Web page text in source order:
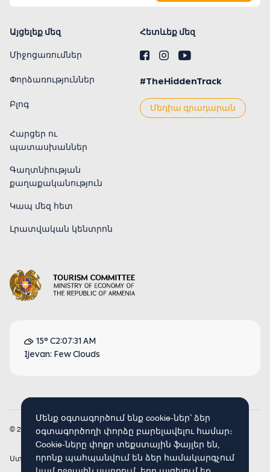
Մենք օգտագործում ենք cookie-ներ՝ ձեր
օգտագործողի փորձը բարելավելու համար։
Cookie-ները փոքր տեքստային ֆայլեր են,
որոնք պահպանվում են ձեր համակարգչում
Այցելեք մեզ Հետևեք մեզ
Միջոցառումներ
Փորձառություններ #TheHiddenTrack
Բլոգ Մեդիա գրադարան
Հարցեր ու
պատասխաններ
Գաղտնիության
քաղաքականություն
Կապ մեզ հետ
Լրատվական կենտրոն
15° C2:07:32 AM
Ijevan: Few Clouds
© 2026 Armenia Travel. Բոլոր իրավունքները պաշտպանված են։
Ստեղծված է Concept Studio